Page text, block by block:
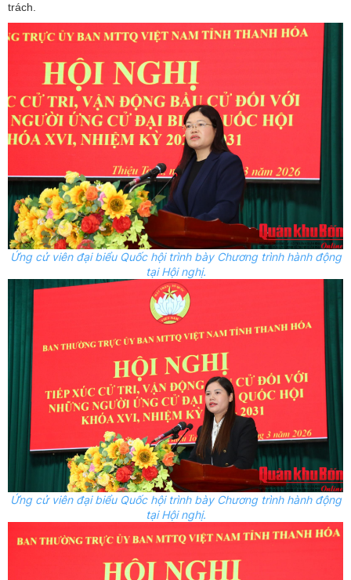
trách.
Ứng cử viên đại biểu Quốc hội trình bày Chương trình hành động
tại Hội nghị.
Ứng cử viên đại biểu Quốc hội trình bày Chương trình hành động
tại Hội nghị.